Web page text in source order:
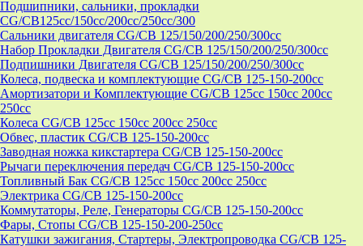
Подшипники, сальники, прокладки
CG/CB125сс/150cc/200cc/250cc/300
Сальники двигателя CG/CB 125/150/200/250/300cc
Набор Прокладки Двигателя CG/CB 125/150/200/250/300cc
Подпишники Двигателя CG/CB 125/150/200/250/300cc
Колеса, подвеска и комплектующие CG/CB 125-150-200cc
Амортизатори и Комплектующие CG/CB 125cc 150cc 200cc
250cc
Колеса CG/CB 125cc 150cc 200cc 250cc
Обвес, пластик CG/CB 125-150-200cc
Заводная ножка кикстартера CG/CB 125-150-200cc
Рычаги переключения передач CG/CB 125-150-200cc
Топливный Бак CG/CB 125cc 150cc 200cc 250cc
Электрика CG/CB 125-150-200cc
Коммутаторы, Реле, Генераторы CG/CB 125-150-200cc
Фары, Стопы CG/CB 125-150-200-250cc
Катушки зажигания, Стартеры, Электропроводка CG/CB 125-